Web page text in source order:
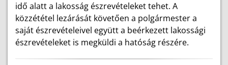
idő alatt a lakosság észrevételeket tehet. A
közzététel lezárását követően a polgármester a
saját észrevételeivel együtt a beérkezett lakossági
észrevételeket is megküldi a hatóság részére.